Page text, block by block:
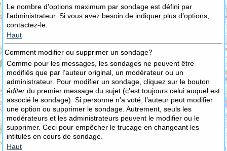
Le nombre d’options maximum par sondage est défini par
l’administrateur. Si vous avez besoin de indiquer plus d’options,
contactez-le.
Haut
Comment modifier ou supprimer un sondage?
Comme pour les messages, les sondages ne peuvent être
modifiés que par l’auteur original, un modérateur ou un
administrateur. Pour modifier un sondage, cliquez sur le bouton
éditer du premier message du sujet (c’est toujours celui auquel est
associé le sondage). Si personne n’a voté, l’auteur peut modifier
une option ou supprimer le sondage. Autrement, seuls les
modérateurs et les administrateurs peuvent le modifier ou le
supprimer. Ceci pour empêcher le trucage en changeant les
intitulés en cours de sondage.
Haut